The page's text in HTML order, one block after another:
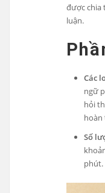
được chia
luận.
Các
ngữ
hỏi
hoàn
Số
phút.